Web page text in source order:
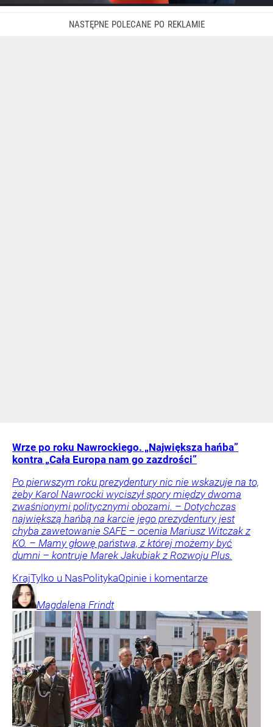
Wrze po roku Nawrockiego. „Największa hańba”
kontra „Cała Europa nam go zazdrości”
Po pierwszym roku prezydentury nic nie wskazuje na to,
żeby Karol Nawrocki wyciszył spory między dwoma
zwaśnionymi politycznymi obozami. – Dotychczas
największą hańbą na karcie jego prezydentury jest
chyba zawetowanie SAFE – ocenia Mariusz Witczak z
KO. – Mamy głowę państwa, z której możemy być
dumni – kontruje Marek Jakubiak z Rozwoju Plus.
KrajTylko u NasPolitykaOpinie i komentarze
Magdalena Frindt